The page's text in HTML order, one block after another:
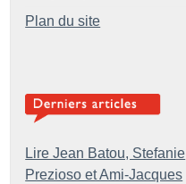
Plan du site
Lire Jean Batou, Stefanie
Prezioso et Ami-Jacques